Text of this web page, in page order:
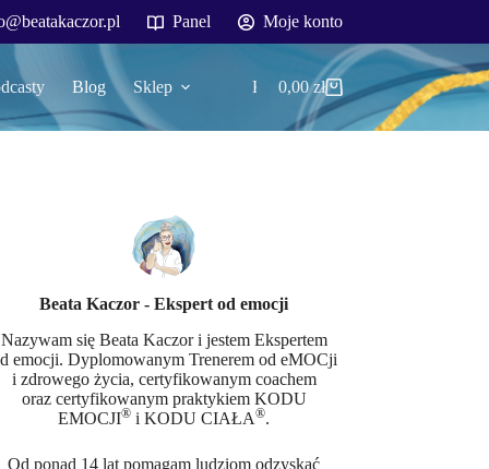
Panel Moje konto
Blog Sklep Kontakt
Koszyk
0,00zł
Beata Kaczor - Ekspert od emocji
Nazywam się Beata Kaczor i jestem Ekspertem
emocji. Dyplomowanym Trenerem od eMOCji
i zdrowego życia, certyfikowanym coachem
oraz certyfikowanym praktykiem KODU
EMOCJI® i KODU CIAŁA®.
Od ponad 14 lat pomagam ludziom odzyskać